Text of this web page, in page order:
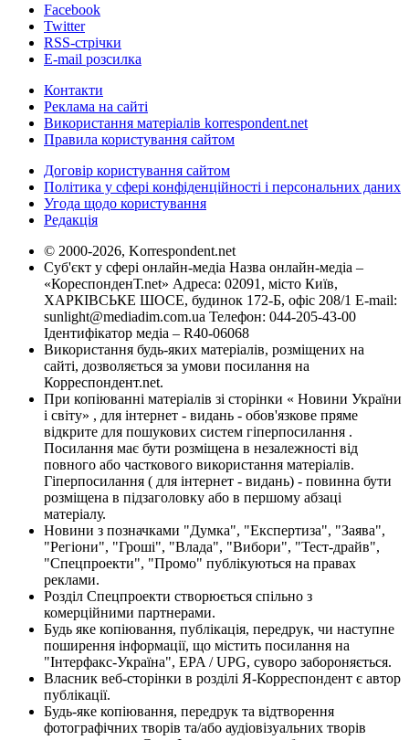
Facebook
Twitter
RSS-стрічки
E-mail розсилка
Контакти
Реклама на сайті
Використання матеріалів korrespondent.net
Правила користування сайтом
Договір користування сайтом
Політика у сфері конфіденційності і персональних даних
Угода щодо користування
Редакція
© 2000-2026, Korrespondent.net
Суб'єкт у сфері онлайн-медіа Назва онлайн-медіа –
«КореспонденТ.net» Адреса: 02091, місто Київ,
ХАРКІВСЬКЕ ШОСЕ, будинок 172-Б, офіс 208/1 E-mail:
sunlight@mediadim.com.ua Телефон: 044-205-43-00
Ідентифікатор медіа – R40-06068
Використання будь-яких матеріалів, розміщених на
сайті, дозволяється за умови посилання на
Корреспондент.net.
При копіюванні матеріалів зі сторінки « Новини України
і світу» , для інтернет - видань - обов'язкове пряме
відкрите для пошукових систем гіперпосилання .
Посилання має бути розміщена в незалежності від
повного або часткового використання матеріалів.
Гіперпосилання ( для інтернет - видань) - повинна бути
розміщена в підзаголовку або в першому абзаці
матеріалу.
Новини з позначками "Думка", "Експертиза", "Заява",
"Регіони", "Гроші", "Влада", "Вибори", "Тест-драйв",
"Спецпроекти", "Промо" публікуються на правах
реклами.
Розділ Спецпроекти створюється спільно з
комерційними партнерами.
Будь яке копіювання, публікація, передрук, чи наступне
поширення інформації, що містить посилання на
"Інтерфакс-Україна", EPA / UPG, суворо забороняється.
Власник веб-сторінки в розділі Я-Корреспондент є автор
публікації.
Будь-яке копіювання, передрук та відтворення
фотографічних творів та/або аудіовізуальних творів